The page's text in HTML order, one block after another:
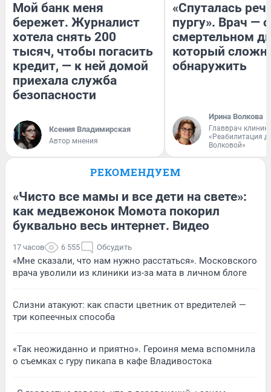
Мой банк меня
бережет. Журналист
хотела снять 200
тысяч, чтобы погасить
кредит, — к ней домой
приехала служба
безопасности
Ксения Владимирская
Автор мнения
«Спуталась
пургу». Врач — о
смертельном
который
обнаружить
Ирина Волкова
Главврач
«Реабилитация
Волковой»
РЕКОМЕНДУЕМ
«Чисто все мамы и все дети на свете»:
как медвежонок Момота покорил
буквально весь интернет. Видео
17 часов 6 555 Обсудить
«Мне сказали, что нам нужно расстаться». Московского
врача уволили из клиники из-за мата в личном блоге
Слизни атакуют: как спасти цветник от вредителей —
три копеечных способа
«Так неожиданно и приятно». Героиня мема вспомнила
о съемках с гуру пикапа в кафе Владивостока